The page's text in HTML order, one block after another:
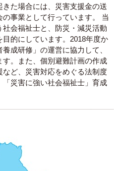
た場合には、災害支援金の送
事業として行っています。 当
会福祉士と、防災・減災活動
的にしています。2018年度か
成研修」の運営に協力して、
す。また、個別避難計画の作成
ど、災害対応をめぐる法制度
災害に強い社会福祉士」育成